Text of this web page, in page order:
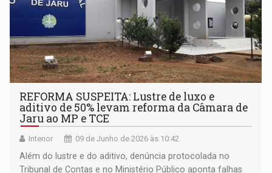
REFORMA SUSPEITA: Lustre de luxo e
aditivo de 50% levam reforma da Câmara de
Jaru ao MP e TCE
Interior 09 de Junho de 2026 às 10:42
Além do lustre e do aditivo, denúncia protocolada no
Tribunal de Contas e no Ministério Público aponta falhas